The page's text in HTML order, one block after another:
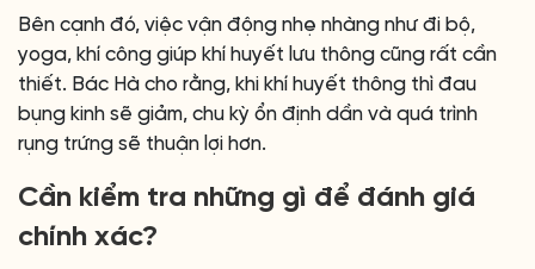
Bên cạnh đó, việc vận động nhẹ nhàng như đi bộ,
yoga, khí công giúp khí huyết lưu thông cũng rất cần
thiết. Bác Hà cho rằng, khi khí huyết thông thì đau
bụng kinh sẽ giảm, chu kỳ ổn định dần và quá trình
rụng trứng sẽ thuận lợi hơn.
Cần kiểm tra những gì để đánh giá
chính xác?